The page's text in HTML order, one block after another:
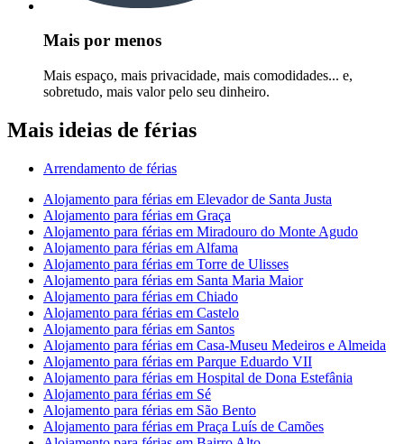
Mais por menos
Mais espaço, mais privacidade, mais comodidades... e,
sobretudo, mais valor pelo seu dinheiro.
Mais ideias de férias
Arrendamento de férias
Alojamento para férias em Elevador de Santa Justa
Alojamento para férias em Graça
Alojamento para férias em Miradouro do Monte Agudo
Alojamento para férias em Alfama
Alojamento para férias em Torre de Ulisses
Alojamento para férias em Santa Maria Maior
Alojamento para férias em Chiado
Alojamento para férias em Castelo
Alojamento para férias em Santos
Alojamento para férias em Casa-Museu Medeiros e Almeida
Alojamento para férias em Parque Eduardo VII
Alojamento para férias em Hospital de Dona Estefânia
Alojamento para férias em Sé
Alojamento para férias em São Bento
Alojamento para férias em Praça Luís de Camões